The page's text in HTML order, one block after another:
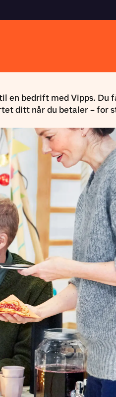
en bedrift med Vipps. Du
ditt når du betaler – for